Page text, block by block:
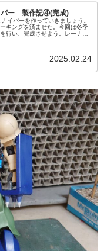
ー 製作記④(完成)
イパーを作っていきましょう。
キングを済ませた。今回は冬季
行い、完成させよう。レーナサ
2025.02.24